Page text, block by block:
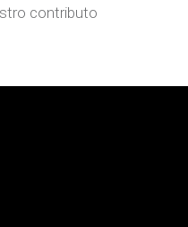
contributo